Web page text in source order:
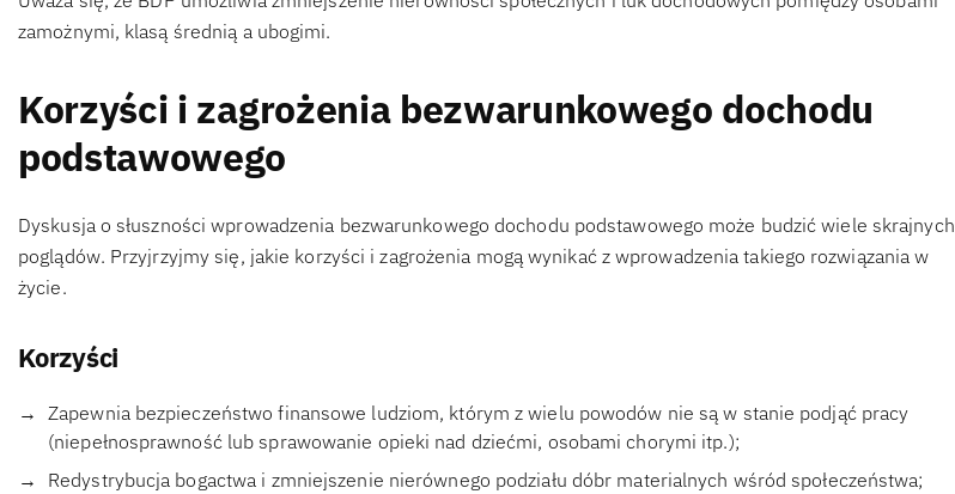
zamożnymi, klasą średnią a ubogimi.
Korzyści i zagrożenia bezwarunkowego dochodu
podstawowego
Dyskusja o słuszności wprowadzenia bezwarunkowego dochodu podstawowego może budzić wiele skrajnych
poglądów. Przyjrzyjmy się, jakie korzyści i zagrożenia mogą wynikać z wprowadzenia takiego rozwiązania w
życie.
Korzyści
Zapewnia bezpieczeństwo finansowe ludziom, którym z wielu powodów nie są w stanie podjąć pracy
(niepełnosprawność lub sprawowanie opieki nad dziećmi, osobami chorymi itp.);
Redystrybucja bogactwa i zmniejszenie nierównego podziału dóbr materialnych wśród społeczeństwa;